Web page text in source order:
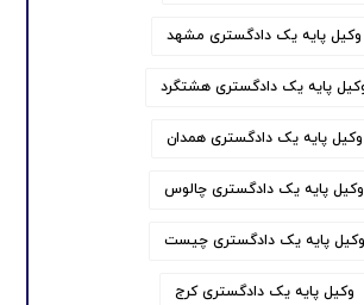
وکیل پایه یک دادگستری مشهد
پایه یک دادگستری هشتگرد
وکیل پایه یک دادگستری همدان
وکیل پایه یک دادگستری چالوس
وکیل پایه یک دادگستری چیست
وکیل پایه یک دادگستری کرج